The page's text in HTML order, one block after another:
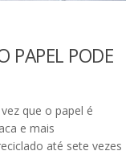
PAPEL PODE
que o papel é
e mais
até sete vezes